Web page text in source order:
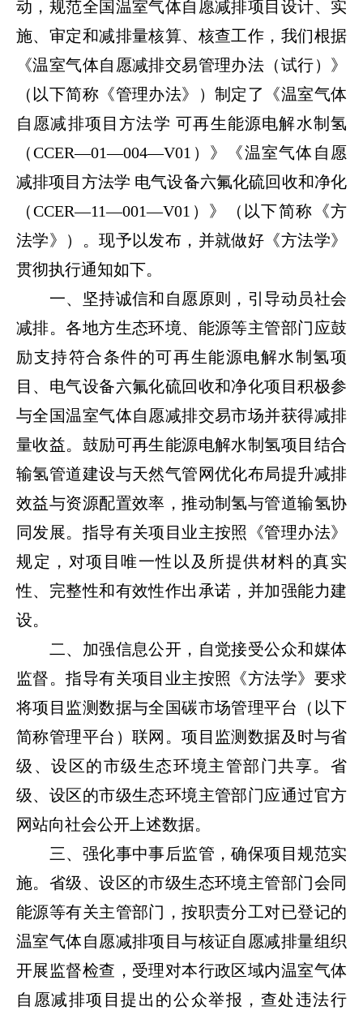
动，规范全国温室气体自愿减排项目设计、实
施、审定和减排量核算、核查工作，我们根据
《温室气体自愿减排交易管理办法（试行）》
（以下简称《管理办法》）制定了《温室气体
自愿减排项目方法学 可再生能源电解水制氢
（CCER—01—004—V01）》《温室气体自愿
减排项目方法学 电气设备六氟化硫回收和净化
（CCER—11—001—V01）》（以下简称《方
法学》）。现予以发布，并就做好《方法学》
贯彻执行通知如下。
一、坚持诚信和自愿原则，引导动员社会
减排。各地方生态环境、能源等主管部门应鼓
励支持符合条件的可再生能源电解水制氢项
目、电气设备六氟化硫回收和净化项目积极参
与全国温室气体自愿减排交易市场并获得减排
量收益。鼓励可再生能源电解水制氢项目结合
输氢管道建设与天然气管网优化布局提升减排
效益与资源配置效率，推动制氢与管道输氢协
同发展。指导有关项目业主按照《管理办法》
规定，对项目唯一性以及所提供材料的真实
性、完整性和有效性作出承诺，并加强能力建
设。
二、加强信息公开，自觉接受公众和媒体
监督。指导有关项目业主按照《方法学》要求
将项目监测数据与全国碳市场管理平台（以下
简称管理平台）联网。项目监测数据及时与省
级、设区的市级生态环境主管部门共享。省
级、设区的市级生态环境主管部门应通过官方
网站向社会公开上述数据。
三、强化事中事后监管，确保项目规范实
施。省级、设区的市级生态环境主管部门会同
能源等有关主管部门，按职责分工对已登记的
温室气体自愿减排项目与核证自愿减排量组织
开展监督检查，受理对本行政区域内温室气体
自愿减排项目提出的公众举报，查处违法行